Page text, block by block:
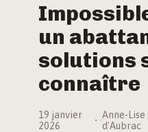
Jardinage
Maison & Déco
un
solutions
connaître
19 janvier
2026
·Anne-Lise
d'Aubrac